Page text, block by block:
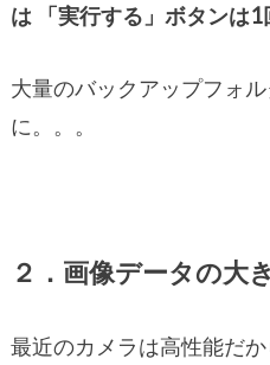
は 「実行する」ボタンは1
大量のバックアップフォ
に。。。
２．画像データの大
最近のカメラは高性能だ